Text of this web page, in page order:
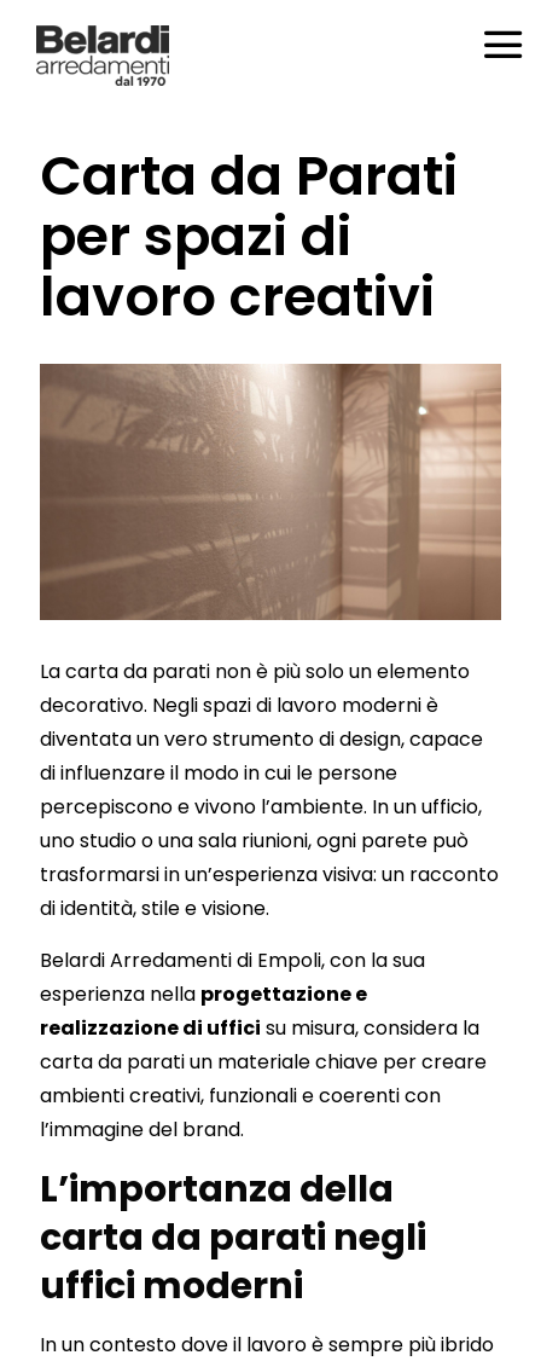
Carta da Parati
per spazi di
lavoro creativi
La carta da parati non è più solo un elemento
decorativo. Negli spazi di lavoro moderni è
diventata un vero strumento di design, capace
di influenzare il modo in cui le persone
percepiscono e vivono l’ambiente. In un ufficio,
uno studio o una sala riunioni, ogni parete può
trasformarsi in un’esperienza visiva: un racconto
di identità, stile e visione.
Belardi Arredamenti di Empoli, con la sua
esperienza nella progettazione e
realizzazione di uffici su misura, considera la
carta da parati un materiale chiave per creare
ambienti creativi, funzionali e coerenti con
l’immagine del brand.
L’importanza della
carta da parati negli
uffici moderni
In un contesto dove il lavoro è sempre più ibrido